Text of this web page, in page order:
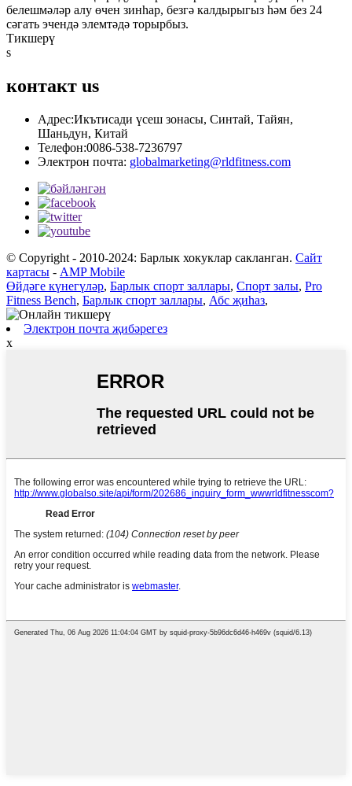
белешмәләр алу өчен зинһар, безгә калдырыгыз һәм без 24
сәгать эчендә элемтәдә торырбыз.
Тикшерү
s
контакт us
Адрес:Икътисади үсеш зонасы, Синтай, Тайян,
Шаньдун, Китай
Телефон:0086-538-7236797
Электрон почта: globalmarketing@rldfitness.com
© Copyright - 2010-2024: Барлык хокуклар сакланган. Сайт
картасы - AMP Mobile
Өйдәге күнегүләр, Барлык спорт заллары, Спорт залы, Pro
Fitness Bench, Барлык спорт заллары, Абс җиһаз,
Электрон почта җибәрегез
x